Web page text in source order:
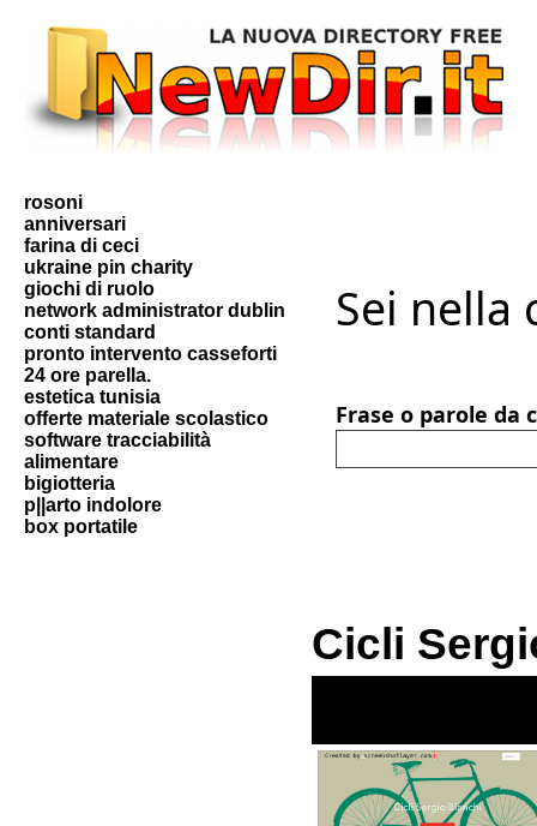
rosoni
anniversari
farina di ceci
ukraine pin charity
giochi di ruolo
network administrator dublin
conti standard
pronto intervento casseforti
24 ore parella.
estetica tunisia
offerte materiale scolastico
software tracciabilità
alimentare
bigiotteria
p||arto indolore
box portatile
Sei
Frase o parole da
Cicli